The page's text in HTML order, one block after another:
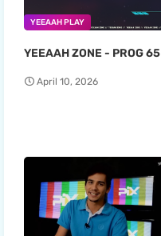
YEEAAH PLAY
YEEAAH ZONE - PROG 65
April 10, 2026